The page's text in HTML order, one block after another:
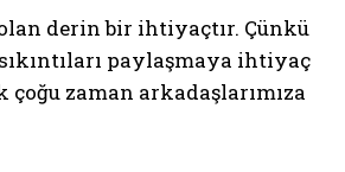
derin bir ihtiyaçtır. Çünkü
paylaşmaya ihtiyaç
çoğu zaman arkadaşlarımıza